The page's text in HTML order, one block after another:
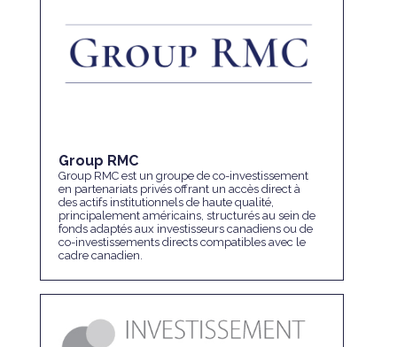
Group RMC
Group RMC est un groupe de co-investissement
en partenariats privés offrant un accès direct à
des actifs institutionnels de haute qualité,
principalement américains, structurés au sein de
fonds adaptés aux investisseurs canadiens ou de
co-investissements directs compatibles avec le
cadre canadien.